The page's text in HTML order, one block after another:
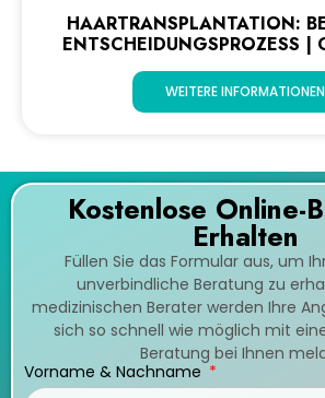
HAARTRANSPLANTATION:
ENTSCHEIDUNGSPROZESS |
WEITERE INFORMATIONEN
Kostenlose Online-
Erhalten
Füllen Sie das Formular aus, um
unverbindliche Beratung zu
medizinischen Berater werden Ihre
sich so schnell wie möglich mit
Beratung bei Ihnen
Vorname & Nachname